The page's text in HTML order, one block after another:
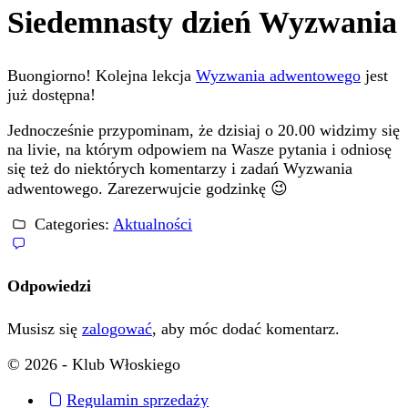
Siedemnasty dzień Wyzwania
Buongiorno! Kolejna lekcja Wyzwania adwentowego jest
już dostępna!
Jednocześnie przypominam, że dzisiaj o 20.00 widzimy się
na livie, na którym odpowiem na Wasze pytania i odniosę
się też do niektórych komentarzy i zadań Wyzwania
adwentowego. Zarezerwujcie godzinkę 😉
Categories:Aktualności
Odpowiedzi
Musisz się zalogować, aby móc dodać komentarz.
© 2026 - Klub Włoskiego
Regulamin sprzedaży